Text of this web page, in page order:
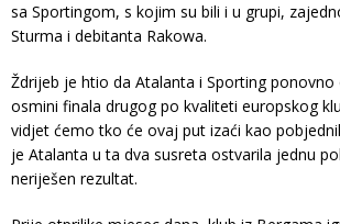
sa Sportingom, s kojim su bili i u grupi,
Sturma i debitanta Rakowa.
Ždrijeb je htio da Atalanta i Sporting
osmini finala drugog po kvaliteti europskog
vidjet ćemo tko će ovaj put izaći kao
je Atalanta u ta dva susreta ostvarila jednu
neriješen rezultat.